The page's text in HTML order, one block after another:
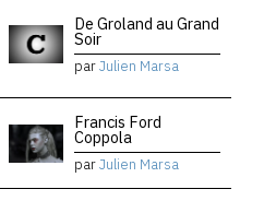
De Groland au Grand
Soir
parJulien Marsa
Francis Ford
Coppola
parJulien Marsa